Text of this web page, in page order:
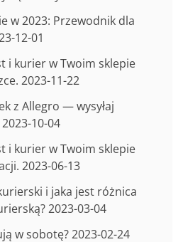
w 2023: Przewodnik dla
12-01
i kurier w Twoim sklepie
2023-11-22
z Allegro — wysyłaj
2023-10-04
i kurier w Twoim sklepie
2023-06-13
i jaka jest różnica
2023-03-04
w sobotę?2023-02-24